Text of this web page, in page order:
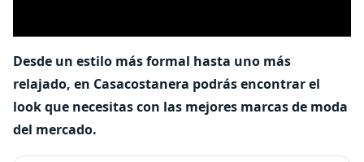
Desde un estilo más formal hasta uno más
relajado, en Casacostanera podrás encontrar el
look que necesitas con las mejores marcas de moda
del mercado.